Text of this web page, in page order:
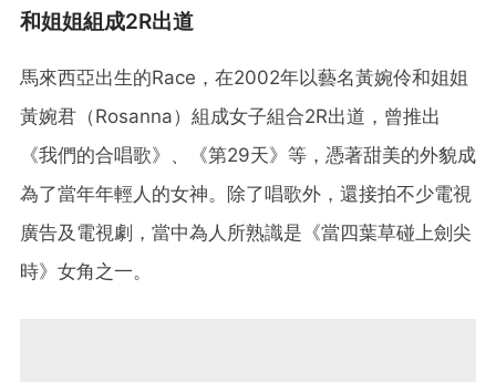
和姐姐組成2R出道
馬來西亞出生的Race，在2002年以藝名黃婉伶和姐姐
黃婉君（Rosanna）組成女子組合2R出道，曾推出
《我們的合唱歌》、《第29天》等，憑著甜美的外貌成
為了當年年輕人的女神。除了唱歌外，還接拍不少電視
廣告及電視劇，當中為人所熟識是《當四葉草碰上劍尖
時》女角之一。